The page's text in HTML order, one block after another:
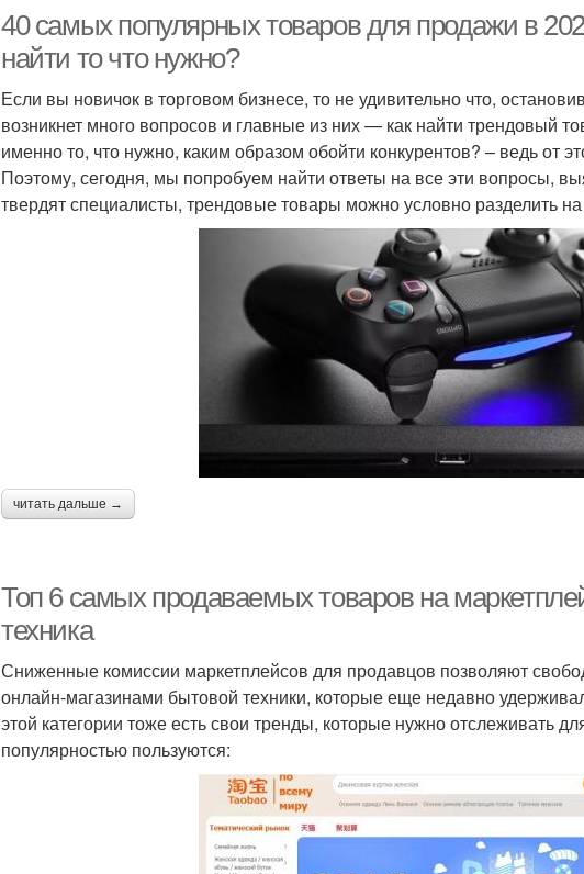
40 самых популярных товаров для продажи в
найти то что нужно?
Если вы новичок в торговом бизнесе, то не удивительно что,
возникнет много вопросов и главные из них — как найти трендовый
именно то, что нужно, каким образом обойти конкурентов? – ведь от
Поэтому, сегодня, мы попробуем найти ответы на все эти вопросы,
твердят специалисты, трендовые товары можно условно разделить на
читать дальше →
Топ 6 самых продаваемых товаров на
техника
Сниженные комиссии маркетплейсов для продавцов позволяют
онлайн-магазинами бытовой техники, которые еще недавно
этой категории тоже есть свои тренды, которые нужно отслеживать
популярностью пользуются: